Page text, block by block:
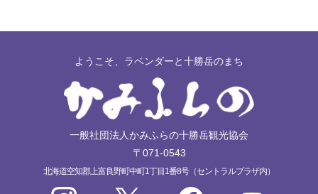
ようこそ、ラベンダーと十勝岳のまち
一般社団法人かみふらの十勝岳観光協会
〒071-0543
北海道空知郡上富良野町中町1丁目1番8号（セントラルプラザ内）